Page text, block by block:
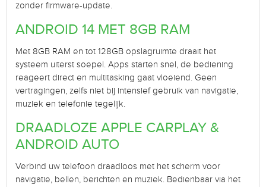
zonder firmware-update.
ANDROID 14 MET 8GB RAM
Met 8GB RAM en tot 128GB opslagruimte draait het
systeem uiterst soepel. Apps starten snel, de bediening
reageert direct en multitasking gaat vloeiend. Geen
vertragingen, zelfs niet bij intensief gebruik van navigatie,
muziek en telefonie tegelijk.
DRAADLOZE APPLE CARPLAY &
ANDROID AUTO
Verbind uw telefoon draadloos met het scherm voor
navigatie, bellen, berichten en muziek. Bedienbaar via het